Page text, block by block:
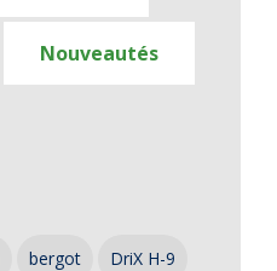
Nouveautés
bergot DriX H-9